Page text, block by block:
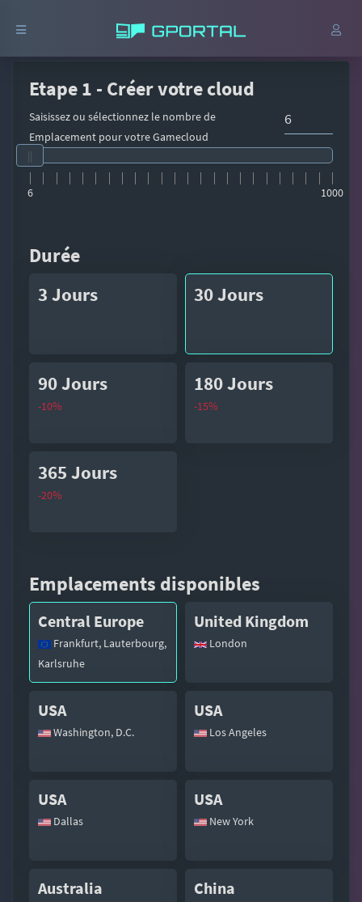
Etape 1 - Créer votre cloud
Saisissez ou sélectionnez le nombre de
Emplacement pour votre Gamecloud
6 1000
Durée
3 Jours 30 Jours
90 Jours
-10%
180 Jours
-15%
365 Jours
-20%
Emplacements disponibles
Central Europe
Frankfurt, Lauterbourg,
Karlsruhe
United Kingdom
London
USA
Washington, D.C.
USA
Los Angeles
USA
Dallas
USA
New York
Australia China